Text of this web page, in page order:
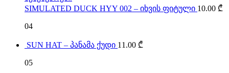
SIMULATED DUCK HYY 002 – იხვის ფიტული 10.00 ₾
04
SUN HAT – პანამა ქუდი 11.00 ₾
05